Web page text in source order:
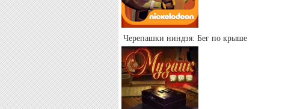
Черепашки ниндзя: Бег по крыше